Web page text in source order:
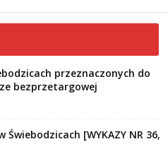
przeznaczonych do
bezprzetargowej
[WYKAZY NR 36,